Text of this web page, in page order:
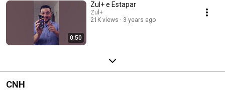
0:50
Zul+ e Estapar
Zul+
21K views
3 years ago
CNH